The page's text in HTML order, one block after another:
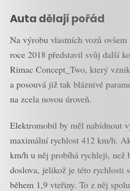
Auta dělají pořád
Na výrobu vlastních vozů
roce 2018 představil svůj další
Rimac Concept_Two, který
a posouvá již tak bláznivé
na zcela novou úroveň.
Elektromobil by měl nabídnout
maximální rychlost 412 km/h.
km/h u něj probíhá rychleji, než
doslova, jelikož je této rychlosti
během 1,9 vteřiny. To z něj